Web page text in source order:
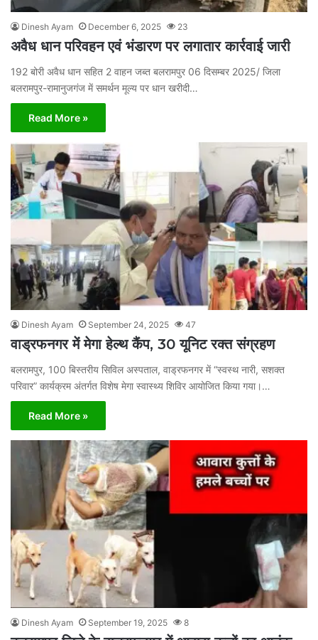
Dinesh Ayam December 6, 2025 23
अवैध धान परिवहन एवं भंडारण पर लगातार कार्रवाई जारी
192 बोरी अवैध धान सहित 2 वाहन जब्त बलरामपुर 06 दिसम्बर 2025/ जिला
बलरामपुर-रामानुजगंज में समर्थन मूल्य पर धान खरीदी…
Read More »
Dinesh Ayam September 24, 2025 47
वाड्रफनगर में मेगा हेल्थ कैंप, 30 यूनिट रक्त संग्रहण
बलरामपुर, 100 बिस्तरीय सिविल अस्पताल, वाड्रफनगर में “स्वस्थ नारी, सशक्त
परिवार” कार्यक्रम अंतर्गत विशेष मेगा स्वास्थ्य शिविर आयोजित किया गया।…
Read More »
Dinesh Ayam September 19, 2025 8